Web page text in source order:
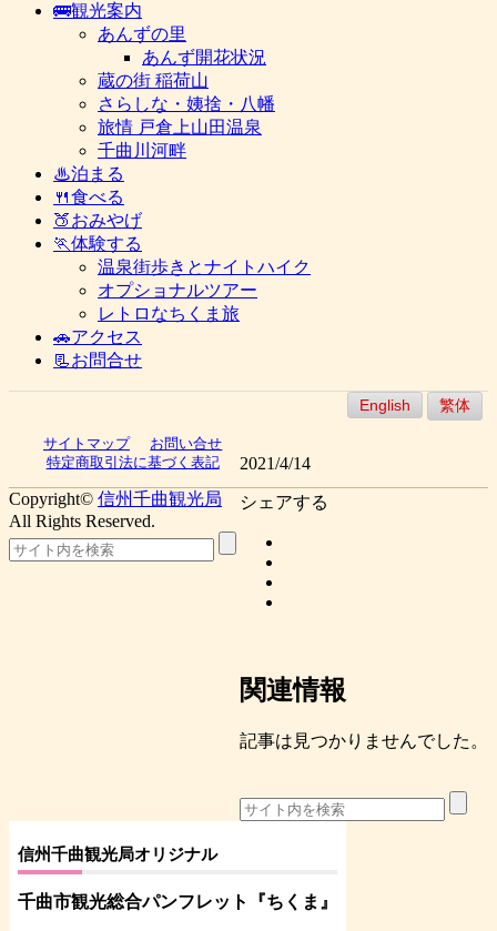
🚌観光案内
あんずの里
あんず開花状況
蔵の街 稲荷山
さらしな・姨捨・八幡
旅情 戸倉上山田温泉
千曲川河畔
♨泊まる
🍴食べる
🍑おみやげ
🏃体験する
温泉街歩きとナイトハイク
オプショナルツアー
レトロなちくま旅
🚗アクセス
📃お問合せ
English 繁体
2021/4/14
シェアする
関連情報
記事は見つかりませんでした。
信州千曲観光局オリジナル
千曲市観光総合パンフレット 『ちくま 』
サイトマップ
お問い合せ
特定商取引法に基づく表記
Copyright© 信州千曲観光局
All Rights Reserved.